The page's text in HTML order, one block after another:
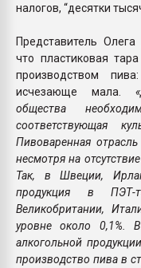
налогов, “десятки
Представитель
что пластиковая
производством
исчезающе мала.
общества
соответствующая
Пивоваренная
несмотря на
Так, в Швеции,
продукция в ПЭТ-
Великобритании,
уровне около 0,1%.
алкогольной
производство пива в